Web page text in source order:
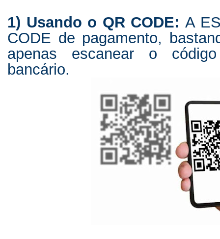
1) Usando o QR CODE: A
CODE de pagamento,
apenas escanear o
bancário.